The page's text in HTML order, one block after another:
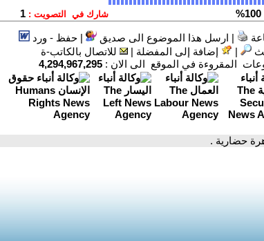
| ارسل هذا الموضوع الى صديق |حفظ - ورد
| إضافة إلى المفضلة |
للاتصال بالكاتب-ة
المقروءة في الموقع الى الان : 4,294,967,295
حضارية .